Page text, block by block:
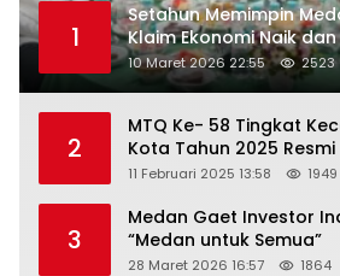
1
Setahun Memimpin
Klaim Ekonomi Naik
Turun
10 Maret 2026 22:55 2523
2
MTQ Ke- 58 Tingkat
Kota Tahun 2025 Resmi
11 Februari 2025 13:58 1949
3
Medan Gaet Investor
“Medan untuk Semua”
28 Maret 2026 16:57 1864